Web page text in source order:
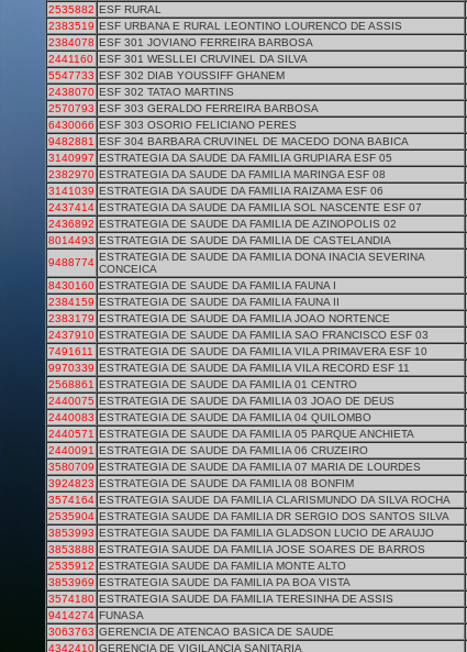
2535882 ESF RURAL
2383519 ESF URBANA E RURAL LEONTINO LOURENCO DE ASSIS
2384078 ESF 301 JOVIANO FERREIRA BARBOSA
2441160 ESF 301 WESLLEI CRUVINEL DA SILVA
5547733 ESF 302 DIAB YOUSSIFF GHANEM
2438070 ESF 302 TATAO MARTINS
2570793 ESF 303 GERALDO FERREIRA BARBOSA
6430066 ESF 303 OSORIO FELICIANO PERES
9482881 ESF 304 BARBARA CRUVINEL DE MACEDO DONA BABICA
3140997 ESTRATEGIA DA SAUDE DA FAMILIA GRUPIARA ESF 05
2382970 ESTRATEGIA DA SAUDE DA FAMILIA MARINGA ESF 08
3141039 ESTRATEGIA DA SAUDE DA FAMILIA RAIZAMA ESF 06
2437414 ESTRATEGIA DA SAUDE DA FAMILIA SOL NASCENTE ESF 07
2436892 ESTRATEGIA DE SAUDE DA FAMILIA DE AZINOPOLIS 02
8014493 ESTRATEGIA DE SAUDE DA FAMILIA DE CASTELANDIA
9488774 ESTRATEGIA DE SAUDE DA FAMILIA DONA INACIA SEVERINA
CONCEICA
8430160 ESTRATEGIA DE SAUDE DA FAMILIA FAUNA I
2384159 ESTRATEGIA DE SAUDE DA FAMILIA FAUNA II
2383179 ESTRATEGIA DE SAUDE DA FAMILIA JOAO NORTENCE
2437910 ESTRATEGIA DE SAUDE DA FAMILIA SAO FRANCISCO ESF 03
7491611
ESTRATEGIA DE SAUDE DA FAMILIA VILA PRIMAVERA ESF 10
9970339 ESTRATEGIA DE SAUDE DA FAMILIA VILA RECORD ESF 11
2568861 ESTRATEGIA DE SAUDE DA FAMILIA 01 CENTRO
2440075 ESTRATEGIA DE SAUDE DA FAMILIA 03 JOAO DE DEUS
2440083 ESTRATEGIA DE SAUDE DA FAMILIA 04 QUILOMBO
2440571 ESTRATEGIA DE SAUDE DA FAMILIA 05 PARQUE ANCHIETA
2440091 ESTRATEGIA DE SAUDE DA FAMILIA 06 CRUZEIRO
3580709 ESTRATEGIA DE SAUDE DA FAMILIA 07 MARIA DE LOURDES
3924823 ESTRATEGIA DE SAUDE DA FAMILIA 08 BONFIM
3574164 ESTRATEGIA SAUDE DA FAMILIA CLARISMUNDO DA SILVA ROCHA
2535904 ESTRATEGIA SAUDE DA FAMILIA DR SERGIO DOS SANTOS SILVA
3853993 ESTRATEGIA SAUDE DA FAMILIA GLADSON LUCIO DE ARAUJO
3853888 ESTRATEGIA SAUDE DA FAMILIA JOSE SOARES DE BARROS
2535912 ESTRATEGIA SAUDE DA FAMILIA MONTE ALTO
3853969 ESTRATEGIA SAUDE DA FAMILIA PA BOA VISTA
3574180 ESTRATEGIA SAUDE DA FAMILIA TERESINHA DE ASSIS
9414274 FUNASA
3063763 GERENCIA DE ATENCAO BASICA DE SAUDE
4342410 GERENCIA DE VIGILANCIA SANITARIA